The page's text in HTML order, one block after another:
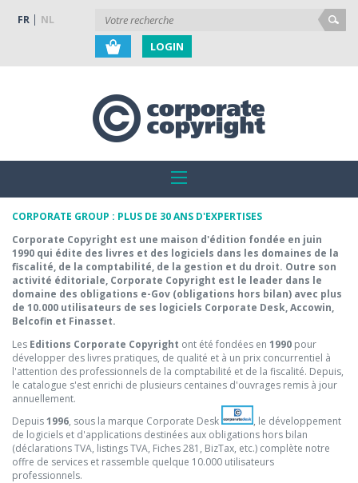
FR NL
LOGIN
CORPORATE GROUP : PLUS DE 30 ANS D'EXPERTISES
Corporate Copyright est une maison d'édition fondée en juin
1990 qui édite des livres et des logiciels dans les domaines de la
fiscalité, de la comptabilité, de la gestion et du droit. Outre son
activité éditoriale, Corporate Copyright est le leader dans le
domaine des obligations e-Gov (obligations hors bilan) avec plus
de 10.000 utilisateurs de ses logiciels Corporate Desk, Accowin,
Belcofin et Finasset.
Les Editions Corporate Copyright ont été fondées en 1990 pour
développer des livres pratiques, de qualité et à un prix concurrentiel à
l'attention des professionnels de la comptabilité et de la fiscalité. Depuis,
le catalogue s'est enrichi de plusieurs centaines d'ouvrages remis à jour
annuellement.
Depuis1996, sous la marque Corporate Desk
, le développement
de logiciels et d'applications destinées aux obligations hors bilan
(déclarations TVA, listings TVA, Fiches 281, BizTax, etc.) complète notre
offre de services et rassemble quelque 10.000 utilisateurs
professionnels.